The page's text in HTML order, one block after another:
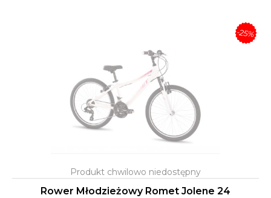
Rower Młodzieżowy Romet Jolene 24
-25%